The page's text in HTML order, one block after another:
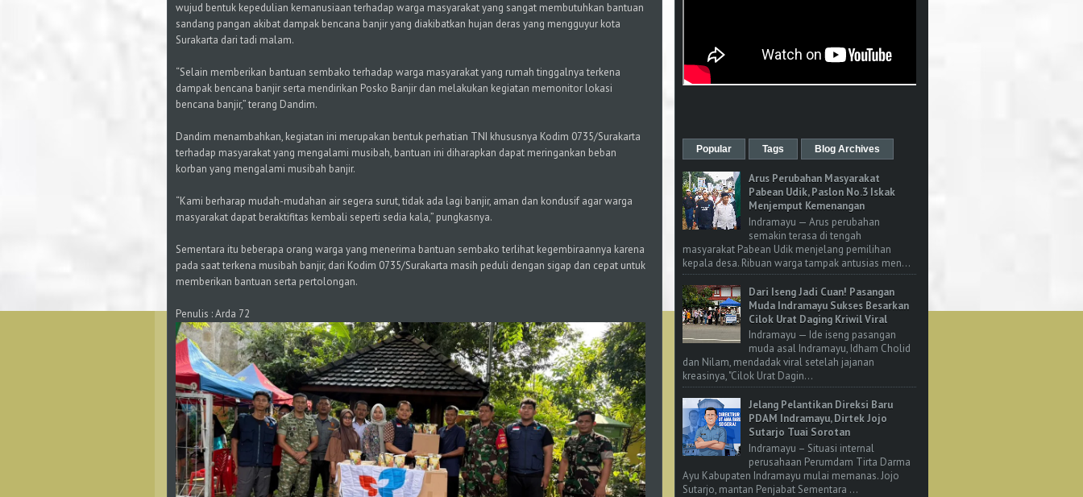
wujud bentuk kepedulian kemanusiaan terhadap warga masyarakat yang sangat membutuhkan bantuan
sandang pangan akibat dampak bencana banjir yang diakibatkan hujan deras yang mengguyur kota
Surakarta dari tadi malam.
“Selain memberikan bantuan sembako terhadap warga masyarakat yang rumah tinggalnya terkena
dampak bencana banjir serta mendirikan Posko Banjir dan melakukan kegiatan memonitor lokasi
bencana banjir,” terang Dandim.
Dandim menambahkan, kegiatan ini merupakan bentuk perhatian TNI khususnya Kodim 0735/Surakarta
terhadap masyarakat yang mengalami musibah, bantuan ini diharapkan dapat meringankan beban
korban yang mengalami musibah banjir.
“Kami berharap mudah-mudahan air segera surut, tidak ada lagi banjir, aman dan kondusif agar warga
masyarakat dapat beraktifitas kembali seperti sedia kala,” pungkasnya.
Sementara itu beberapa orang warga yang menerima bantuan sembako terlihat kegembiraannya karena
pada saat terkena musibah banjir, dari Kodim 0735/Surakarta masih peduli dengan sigap dan cepat untuk
memberikan bantuan serta pertolongan.
Penulis : Arda 72
Popular Tags Blog Archives
Arus Perubahan Masyarakat
Pabean Udik, Paslon No.3 Iskak
Menjemput Kemenangan
Indramayu — Arus perubahan
semakin terasa di tengah
masyarakat Pabean Udik menjelang pemilihan
kepala desa. Ribuan warga tampak antusias men...
Dari Iseng Jadi Cuan! Pasangan
Muda Indramayu Sukses Besarkan
Cilok Urat Daging Kriwil Viral
Indramayu — Ide iseng pasangan
muda asal Indramayu, Idham Cholid
dan Nilam, mendadak viral setelah jajanan
kreasinya, "Cilok Urat Dagin...
Jelang Pelantikan Direksi Baru
PDAM Indramayu, Dirtek Jojo
Sutarjo Tuai Sorotan
Indramayu – Situasi internal
perusahaan Perumdam Tirta Darma
Ayu Kabupaten Indramayu mulai memanas. Jojo
Sutarjo, mantan Penjabat Sementara ...